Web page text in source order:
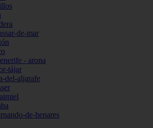
de-mar
- arona
tájar
del-aljarafe
de-henares